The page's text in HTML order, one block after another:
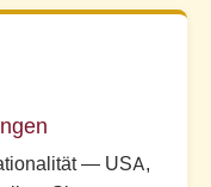
— USA,